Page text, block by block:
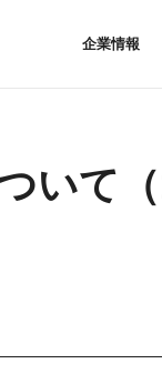
企業情報
いて